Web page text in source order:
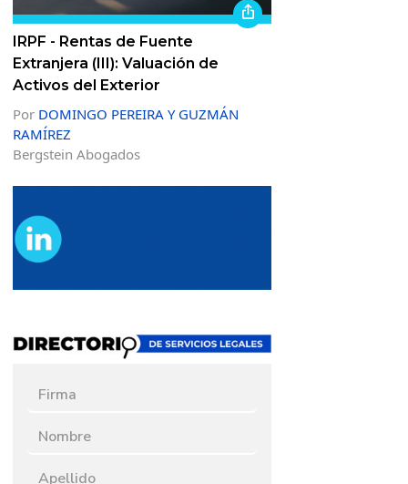
IRPF - Rentas de Fuente
Extranjera (III): Valuación de
Activos del Exterior
Por DOMINGO PEREIRA Y GUZMÁN
RAMÍREZ
Bergstein Abogados